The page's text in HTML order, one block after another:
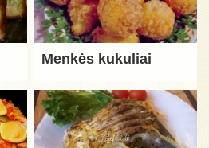
Menkės kukuliai